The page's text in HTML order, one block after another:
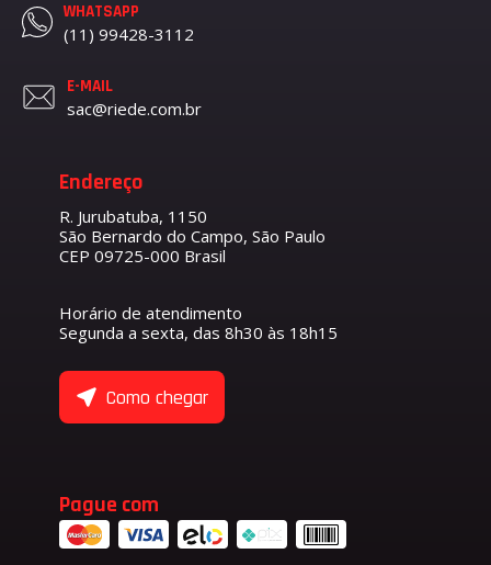
WHATSAPP
(11) 99428-3112
E-MAIL
sac@riede.com.br
Endereço
R. Jurubatuba, 1150
São Bernardo do Campo, São Paulo
CEP 09725-000 Brasil
Horário de atendimento
Segunda a sexta, das 8h30 às 18h15
Como chegar
Pague com